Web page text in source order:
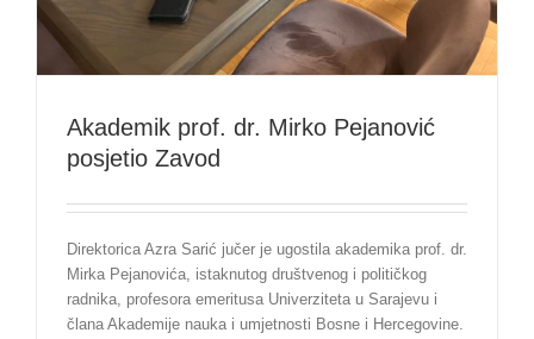
Akademik prof. dr. Mirko Pejanović
posjetio Zavod
Direktorica Azra Sarić jučer je ugostila akademika prof. dr.
Mirka Pejanovića, istaknutog društvenog i političkog
radnika, profesora emeritusa Univerziteta u Sarajevu i
člana Akademije nauka i umjetnosti Bosne i Hercegovine.